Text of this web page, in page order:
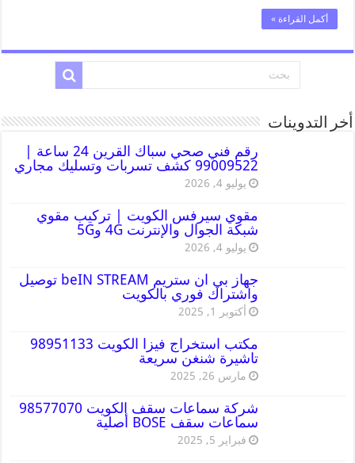
أكمل القراءة »
أخر التدوينات
رقم فني صحي سباك القرين 24 ساعة |
99009522 كشف تسربات وتسليك مجاري
يوليو 4, 2026
مقوي سيرفس الكويت | تركيب مقوي
شبكة الجوال والإنترنت 4G و5G
يوليو 4, 2026
جهاز بي ان ستريم beIN STREAM توصيل
واشتراك فوري بالكويت
أكتوبر 1, 2025
مكتب استخراج فيزا الكويت 98951133
تاشيرة شنغن سريعة
مارس 26, 2025
شركة سماعات سقف الكويت 98577070
سماعات سقف BOSE أصلية
فبراير 5, 2025